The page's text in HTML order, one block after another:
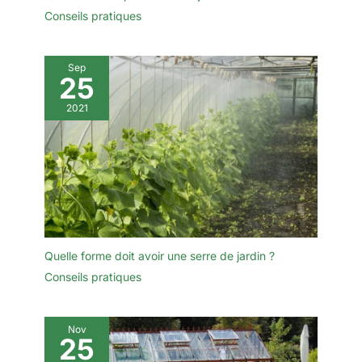
Conseils pratiques
Sep
25
2021
Quelle forme doit avoir une serre de jardin ?
Conseils pratiques
Nov
25